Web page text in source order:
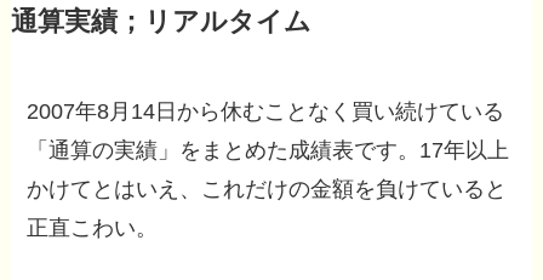
通算実績；リアルタイム
2007年8月14日から休むことなく買い続けている
「通算の実績」をまとめた成績表です。17年以上
かけてとはいえ、これだけの金額を負けていると
正直こわい。